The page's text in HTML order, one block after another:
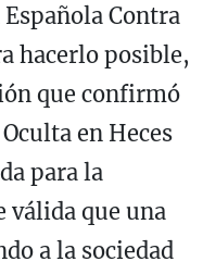
Contra
hacerlo posible,
que confirmó
en Heces
para la
válida que una
a la sociedad